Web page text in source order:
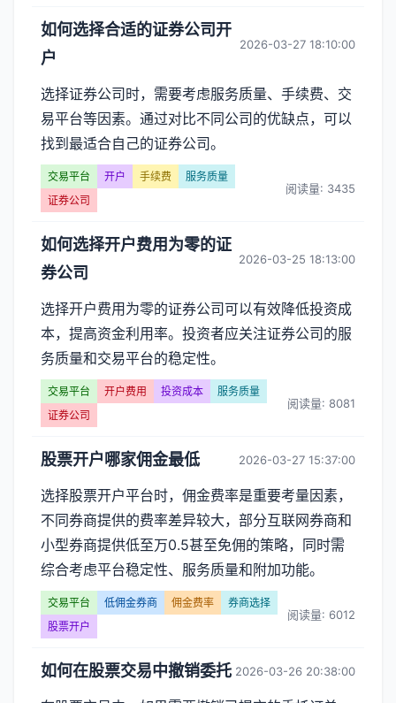
如何选择合适的证券公司开
户
2026-03-27 18:10:00
选择证券公司时，需要考虑服务质量、手续费、交
易平台等因素。通过对比不同公司的优缺点，可以
找到最适合自己的证券公司。
交易平台 开户 手续费
服务质量
证券公司
阅读量: 3435
如何选择开户费用为零的证
券公司
2026-03-25 18:13:00
选择开户费用为零的证券公司可以有效降低投资成
本，提高资金利用率。投资者应关注证券公司的服
务质量和交易平台的稳定性。
交易平台 开户费用 投资成本
服务质量
证券公司
阅读量: 8081
股票开户哪家佣金最低 2026-03-27 15:37:00
选择股票开户平台时，佣金费率是重要考量因素，
不同券商提供的费率差异较大，部分互联网券商和
小型券商提供低至万0.5甚至免佣的策略，同时需
综合考虑平台稳定性、服务质量和附加功能。
交易平台 低佣金券商 佣金费率
券商选择
股票开户
阅读量: 6012
如何在股票交易中撤销委托 2026-03-26 20:38:00